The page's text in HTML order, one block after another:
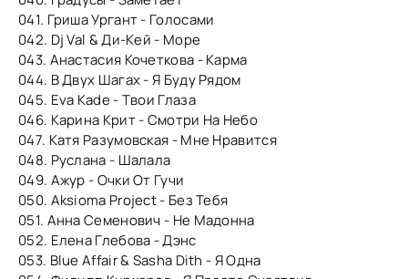
041. Гриша Ургант - Голосами
042. Dj Val & Ди-Кей - Море
043. Анастасия Кочеткова - Карма
044. В Двух Шагах - Я Буду Рядом
045. Eva Kade - Твои Глаза
046. Карина Крит - Смотри На Небо
047. Катя Разумовская - Мне Нравится
048. Руслана - Шалала
049. Ажур - Очки От Гучи
050. Aksioma Project - Без Тебя
051. Анна Семенович - Не Мадонна
052. Елена Глебова - Дэнс
053. Blue Affair & Sasha Dith - Я Одна